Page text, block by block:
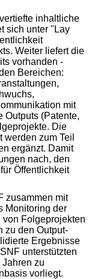
inhaltliche
sich unter "Lay
Weiter liefert die
vorhanden -
Bereichen:
mit
Outputs (Patente,
Die
zum Teil
ergänzt. Damit
nach, den
Öffentlichkeit
zusammen mit
Monitoring der
von Folgeprojekten
zu den Output-
Ergebnisse
unterstützten
zu
vorliegt.